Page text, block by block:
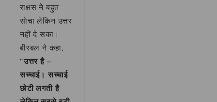
राक्षस ने बहुत
सोचा लेकिन उत्तर
नहीं दे सका।
बीरबल ने कहा,
“उत्तर है –
सच्चाई। सच्चाई
छोटी लगती है